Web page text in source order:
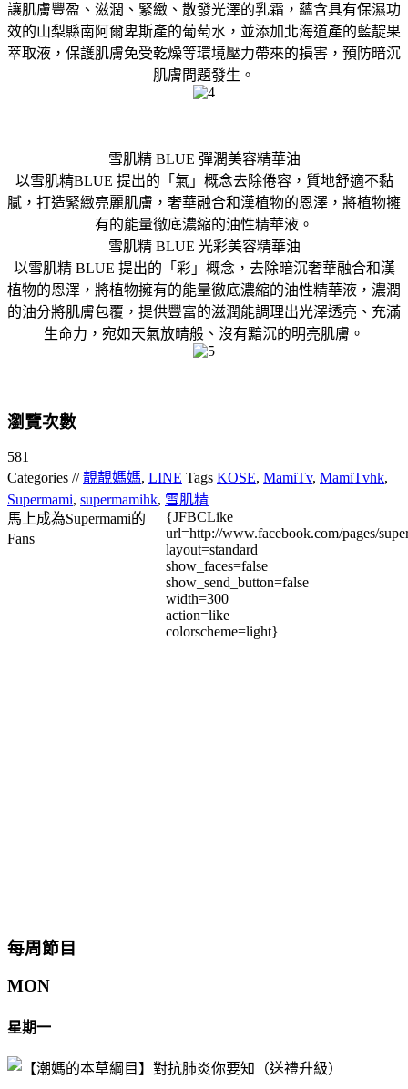
讓肌膚豐盈、滋潤、緊緻、散發光澤的乳霜，蘊含具有保濕功
效的山梨縣南阿爾卑斯產的葡萄水，並添加北海道產的藍靛果
萃取液，保護肌膚免受乾燥等環境壓力帶來的損害，預防暗沉
肌膚問題發生。
雪肌精 BLUE 彈潤美容精華油
以雪肌精BLUE 提出的「氣」概念去除倦容，質地舒適不黏
膩，打造緊緻亮麗肌膚，奢華融合和漢植物的恩澤，將植物擁
有的能量徹底濃縮的油性精華液。
雪肌精 BLUE 光彩美容精華油
以雪肌精 BLUE 提出的「彩」概念，去除暗沉奢華融合和漢
植物的恩澤，將植物擁有的能量徹底濃縮的油性精華液，濃潤
的油分將肌膚包覆，提供豐富的滋潤能調理出光澤透亮、充滿
生命力，宛如天氣放晴般、沒有黯沉的明亮肌膚。
瀏覽次數
581
Categories //靚靚媽媽, LINE Tags KOSE, MamiTv, MamiTvhk,
Supermami, supermamihk, 雪肌精
馬上成為Supermami的
Fans
{JFBCLike
url=http://www.facebook.com/pages/
layout=standard
show_faces=false
show_send_button=false
width=300
action=like
colorscheme=light}
每周節目
MON
星期一